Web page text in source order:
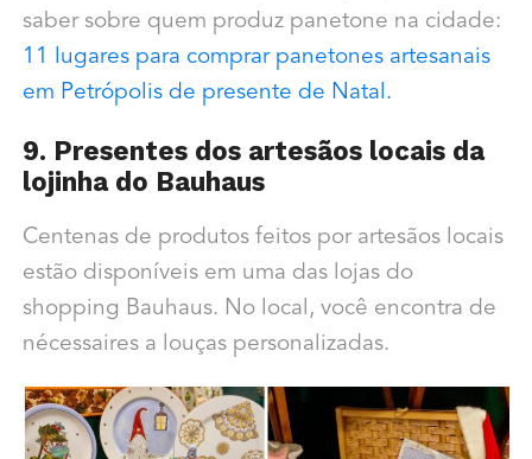
saber sobre quem produz panetone na cidade:
11 lugares para comprar panetones artesanais
em Petrópolis de presente de Natal.
9. Presentes dos artesãos locais da
lojinha do Bauhaus
Centenas de produtos feitos por artesãos locais
estão disponíveis em uma das lojas do
shopping Bauhaus. No local, você encontra de
nécessaires a louças personalizadas.